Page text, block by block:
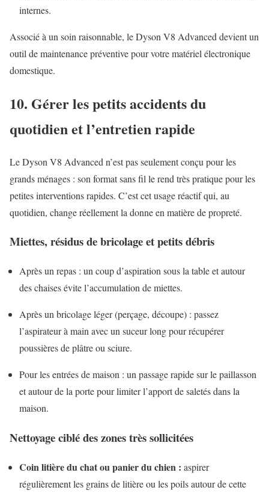
internes.
Associé à un soin raisonnable, le Dyson V8 Advanced devient un
outil de maintenance préventive pour votre matériel électronique
domestique.
10. Gérer les petits accidents du
quotidien et l’entretien rapide
Le Dyson V8 Advanced n’est pas seulement conçu pour les
grands ménages : son format sans fil le rend très pratique pour les
petites interventions rapides. C’est cet usage réactif qui, au
quotidien, change réellement la donne en matière de propreté.
Miettes, résidus de bricolage et petits débris
Après un repas : un coup d’aspiration sous la table et autour
des chaises évite l’accumulation de miettes.
Après un bricolage léger (perçage, découpe) : passez
l’aspirateur à main avec un suceur long pour récupérer
poussières de plâtre ou sciure.
Pour les entrées de maison : un passage rapide sur le paillasson
et autour de la porte pour limiter l’apport de saletés dans la
maison.
Nettoyage ciblé des zones très sollicitées
Coin litière du chat ou panier du chien : aspirer
régulièrement les grains de litière ou les poils autour de cette